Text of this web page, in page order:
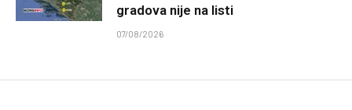
gradova nije na listi
07/08/2026